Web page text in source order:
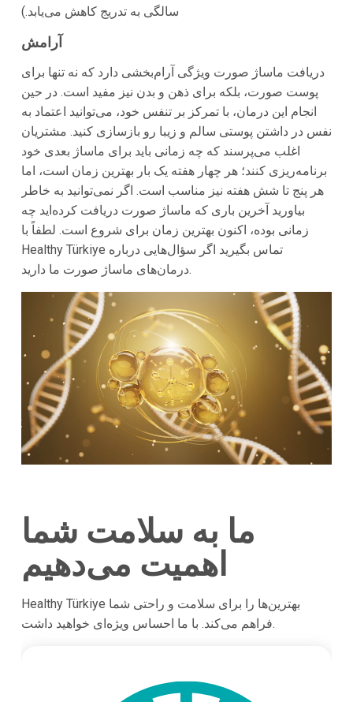
سالگی به تدریج کاهش می‌یابد.)
آرامش
دریافت ماساژ صورت ویژگی آرام‌بخشی دارد که نه تنها برای
پوست صورت، بلکه برای ذهن و بدن نیز مفید است. در حین
انجام این درمان، با تمرکز بر تنفس خود، می‌توانید اعتماد به
نفس در داشتن پوستی سالم و زیبا رو بازسازی کنید. مشتریان
اغلب می‌پرسند که چه زمانی باید برای ماساژ بعدی خود
برنامه‌ریزی کنند؛ هر چهار هفته یک بار بهترین زمان است، اما
هر پنج تا شش هفته نیز مناسب است. اگر نمی‌توانید به خاطر
بیاورید آخرین باری که ماساژ صورت دریافت کرده‌اید چه
زمانی بوده، اکنون بهترین زمان برای شروع است. لطفاً با
Healthy Türkiye تماس بگیرید اگر سؤال‌هایی درباره
درمان‌های ماساژ صورت ما دارید.
ما به سلامت شما
اهمیت می‌دهیم
Healthy Türkiye بهترین‌ها را برای سلامت و راحتی شما
فراهم می‌کند. با ما احساس ویژه‌ای خواهید داشت.